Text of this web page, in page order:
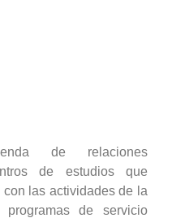
de relaciones
de estudios que
las actividades de la
programas de servicio